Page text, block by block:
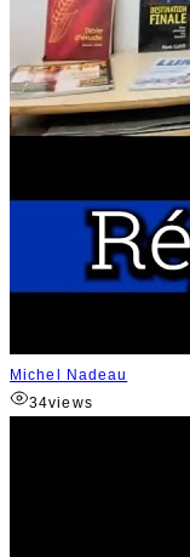
Michel Nadeau
34views